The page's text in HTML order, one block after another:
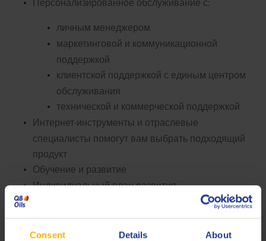
Consent Details About
Персонализированное обслуживание с:
личным менеджером
маркетинговой и коммуникационной
поддержкой
клиентской поддержкой с единым центром
обслуживания
технической и коммерческой поддержкой
Интернет-инструменты и отраслевые
специалисты помогут вам выбрать подходящий
продукт
Обучение и развитие
Индивидуальный план развития